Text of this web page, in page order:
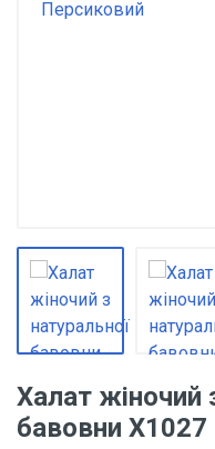
Халат жіночий
бавовни